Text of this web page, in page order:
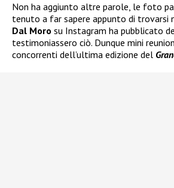
Non ha aggiunto altre parole, le foto
tenuto a far sapere appunto di trovarsi
Dal Moro su Instagram ha pubblicato
testimoniassero ciò. Dunque mini
concorrenti dell’ultima edizione del